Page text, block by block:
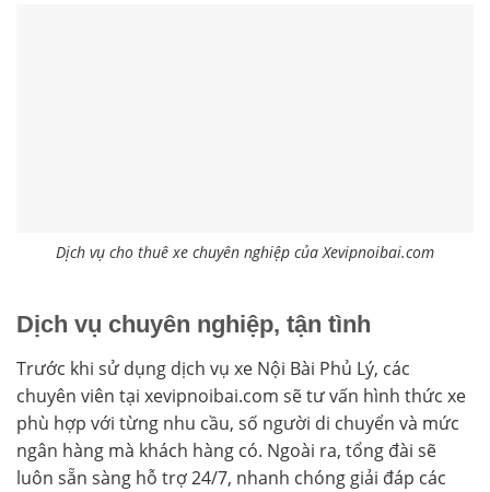
Dịch vụ cho thuê xe chuyên nghiệp của Xevipnoibai.com
Dịch vụ chuyên nghiệp, tận tình
Trước khi sử dụng dịch vụ xe Nội Bài Phủ Lý, các
chuyên viên tại xevipnoibai.com sẽ tư vấn hình thức xe
phù hợp với từng nhu cầu, số người di chuyển và mức
ngân hàng mà khách hàng có. Ngoài ra, tổng đài sẽ
luôn sẵn sàng hỗ trợ 24/7, nhanh chóng giải đáp các